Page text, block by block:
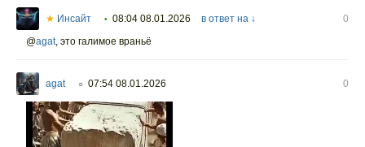
★ Инсайт • 08:04 08.01.2026 в ответ на ↓
0
@agat, это галимое враньё
agat ○ 07:54 08.01.2026 0